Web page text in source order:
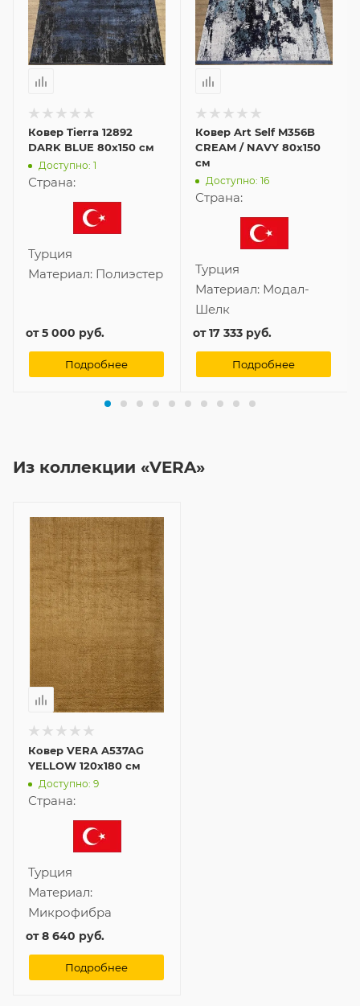
Ковер Tierra 12892
DARK BLUE 80x150 см
Доступно: 1
Страна:
Турция
Материал: Полиэстер
от5 000 руб.
Подробнее
Ковер Art Self M356B
CREAM / NAVY 80x150
см
Доступно: 16
Страна:
Турция
Материал: Модал-
Шелк
от17 333 руб.
Подробнее
Из коллекции «VERA»
Ковер VERA A537AG
YELLOW 120x180 см
Доступно: 9
Страна:
Турция
Материал:
Микрофибра
от8 640 руб.
Подробнее